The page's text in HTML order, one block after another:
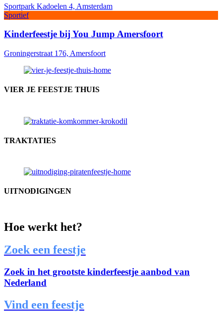
Sportpark Kadoelen 4, Amsterdam
Sportief
Kinderfeestje bij You Jump Amersfoort
Groningerstraat 176, Amersfoort
VIER JE FEESTJE THUIS
TRAKTATIES
UITNODIGINGEN
Hoe werkt het?
Zoek een feestje
Zoek in het grootste kinderfeestje aanbod van
Nederland
Vind een feestje